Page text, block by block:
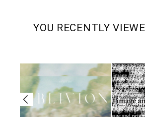
YOU RECENTLY